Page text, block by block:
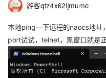
游客qtz4x62ljmume
本地ping一下远程的naocs地
port试试，telnet，黑窗口就是正